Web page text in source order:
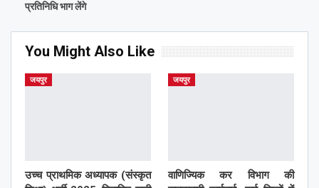
प्रतिनिधि भाग लेंगे
You Might Also Like
जयपुर
उच्च प्राथमिक अध्यापक (संस्कृत
जयपुर
वाणिज्यिक कर विभाग की